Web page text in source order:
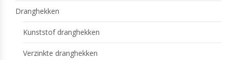
Dranghekken
Kunststof dranghekken
Verzinkte dranghekken